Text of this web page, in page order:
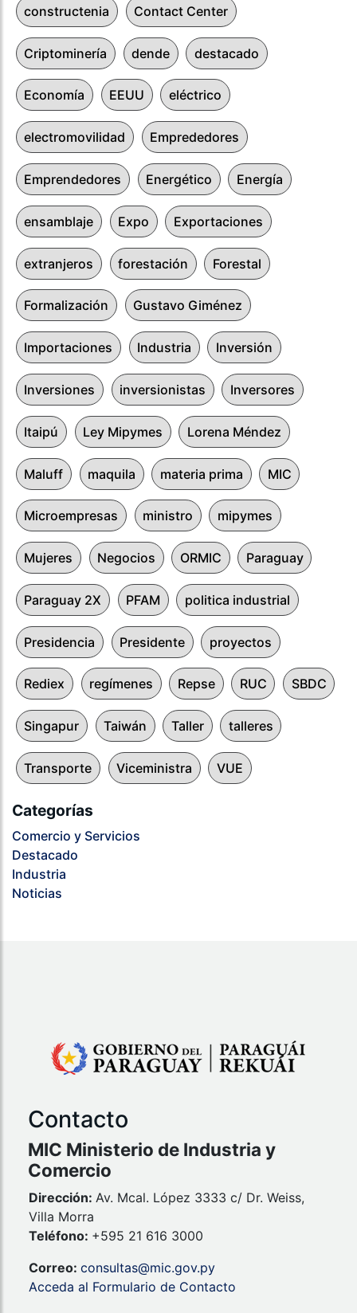
constructenia Contact Center
Criptominería dende destacado
Economía EEUU eléctrico
electromovilidad Emprededores
Emprendedores Energético Energía
ensamblaje Expo Exportaciones
extranjeros forestación Forestal
Formalización Gustavo Giménez
Importaciones Industria Inversión
Inversiones inversionistas Inversores
Itaipú Ley Mipymes Lorena Méndez
Maluff maquila materia prima MIC
Microempresas ministro mipymes
Mujeres Negocios ORMIC Paraguay
Paraguay 2X PFAM politica industrial
Presidencia Presidente proyectos
Rediex regímenes Repse RUC SBDC
Singapur Taiwán Taller talleres
Transporte Viceministra VUE
Categorías
Comercio y Servicios
Destacado
Industria
Noticias
Contacto
MIC Ministerio de Industria y
Comercio
Dirección: Av. Mcal. López 3333 c/ Dr. Weiss,
Villa Morra
Teléfono: +595 21 616 3000
Correo: consultas@mic.gov.py
Acceda al Formulario de Contacto